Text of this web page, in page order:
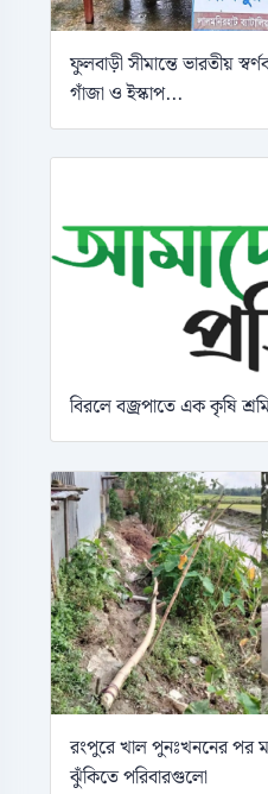
ফুলবাড়ী সীমান্তে ভারতীয়
গাঁজা ও ইস্কাপ...
বিরলে বজ্রপাতে এক কৃষি
রংপুরে খাল পুনঃখননের পর
ঝুঁকিতে পরিবারগুলো